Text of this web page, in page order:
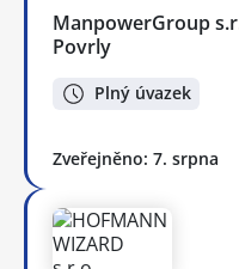
ManpowerGroup
Povrly
Plný úvazek
Zveřejněno: 7. srpna